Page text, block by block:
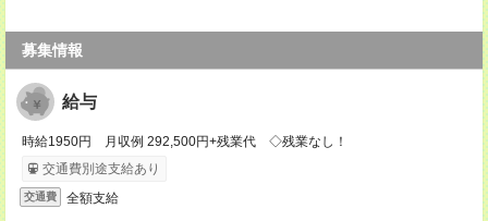
募集情報
給与
時給1950円 月収例 292,500円+残業代 ◇残業なし！
交通費別途支給あり
交通費 全額支給